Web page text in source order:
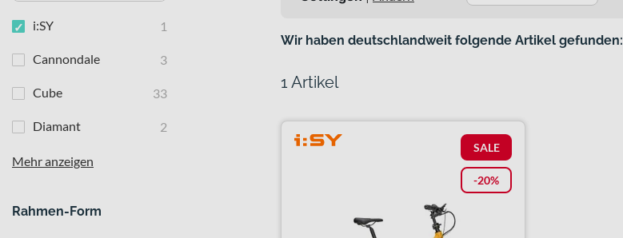
i:SY 1
Cannondale 3
Cube 33
Diamant 2
Mehr anzeigen
Rahmen-Form
Wir haben deutschlandweit folgende Artikel gefunden:
1 Artikel
SALE
-20%